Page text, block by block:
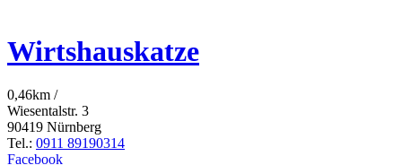
Wirtshauskatze
0,46km /
Wiesentalstr. 3
90419 Nürnberg
Tel.: 0911 89190314
Facebook